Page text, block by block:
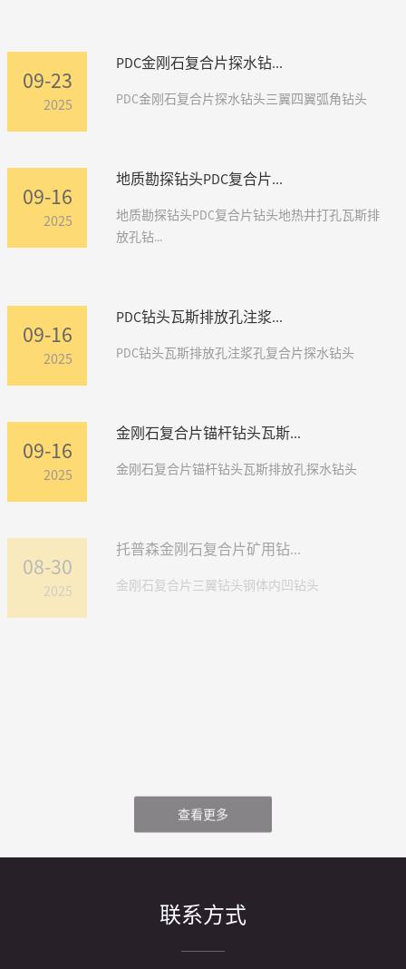
09-23
2025
PDC金刚石复合片探水钻...
PDC金刚石复合片探水钻头三翼四翼弧角钻头
09-16
2025
地质勘探钻头PDC复合片...
地质勘探钻头PDC复合片钻头地热井打孔瓦斯排
放孔钻...
09-16
2025
PDC钻头瓦斯排放孔注浆...
PDC钻头瓦斯排放孔注浆孔复合片探水钻头
09-16
2025
金刚石复合片锚杆钻头瓦斯...
金刚石复合片锚杆钻头瓦斯排放孔探水钻头
08-30
2025
托普森金刚石复合片矿用钻...
金刚石复合片三翼钻头钢体内凹钻头
查看更多
联系方式